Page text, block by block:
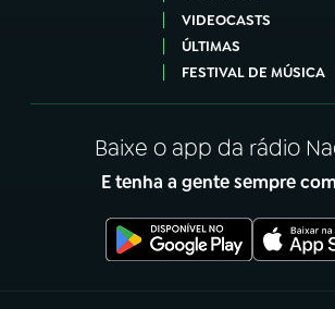
VIDEOCASTS
ÚLTIMAS
FESTIVAL DE MÚSICA
Baixe o app da rádio
E tenha a gente sempre